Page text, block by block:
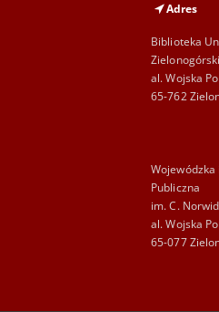
Adres
Biblioteka
al. Wojska
65-762
Publiczna
im. C.
al. Wojska
65-077